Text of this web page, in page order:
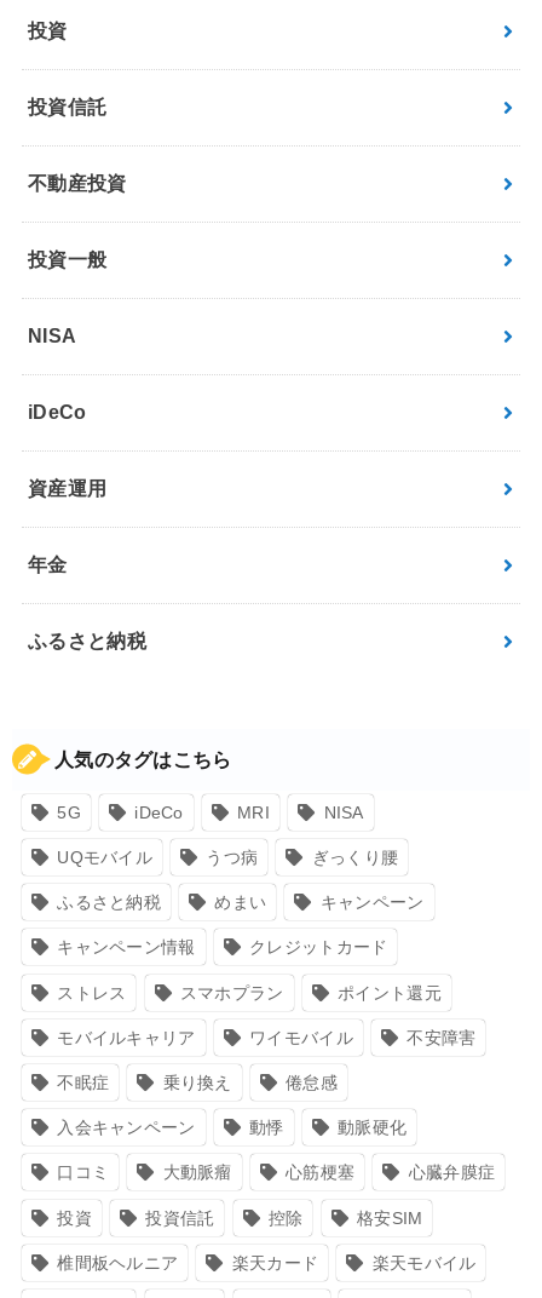
投資
投資信託
不動産投資
投資一般
NISA
iDeCo
資産運用
年金
ふるさと納税
人気のタグはこちら
5G iDeCo MRI NISA
UQモバイル うつ病 ぎっくり腰
ふるさと納税 めまい キャンペーン
キャンペーン情報 クレジットカード
ストレス スマホプラン ポイント還元
モバイルキャリア ワイモバイル 不安障害
不眠症 乗り換え 倦怠感
入会キャンペーン 動悸 動脈硬化
口コミ 大動脈瘤 心筋梗塞 心臓弁膜症
投資 投資信託 控除 格安SIM
椎間板ヘルニア 楽天カード 楽天モバイル